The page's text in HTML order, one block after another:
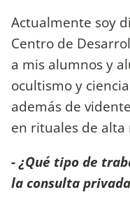
Actualmente soy
Centro de
a mis alumnos y
ocultismo y
además de
en rituales de alta
- ¿Qué tipo de
la consulta